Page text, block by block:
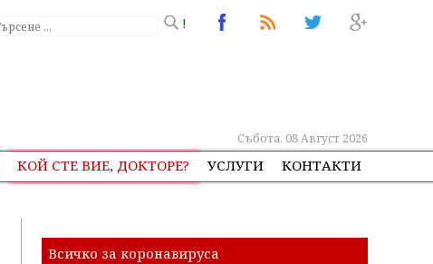
!
Събота, 08 Август 2026
КОЙ СТЕ ВИЕ, ДОКТОРЕ? УСЛУГИ КОНТАКТИ
Всичко за коронавируса